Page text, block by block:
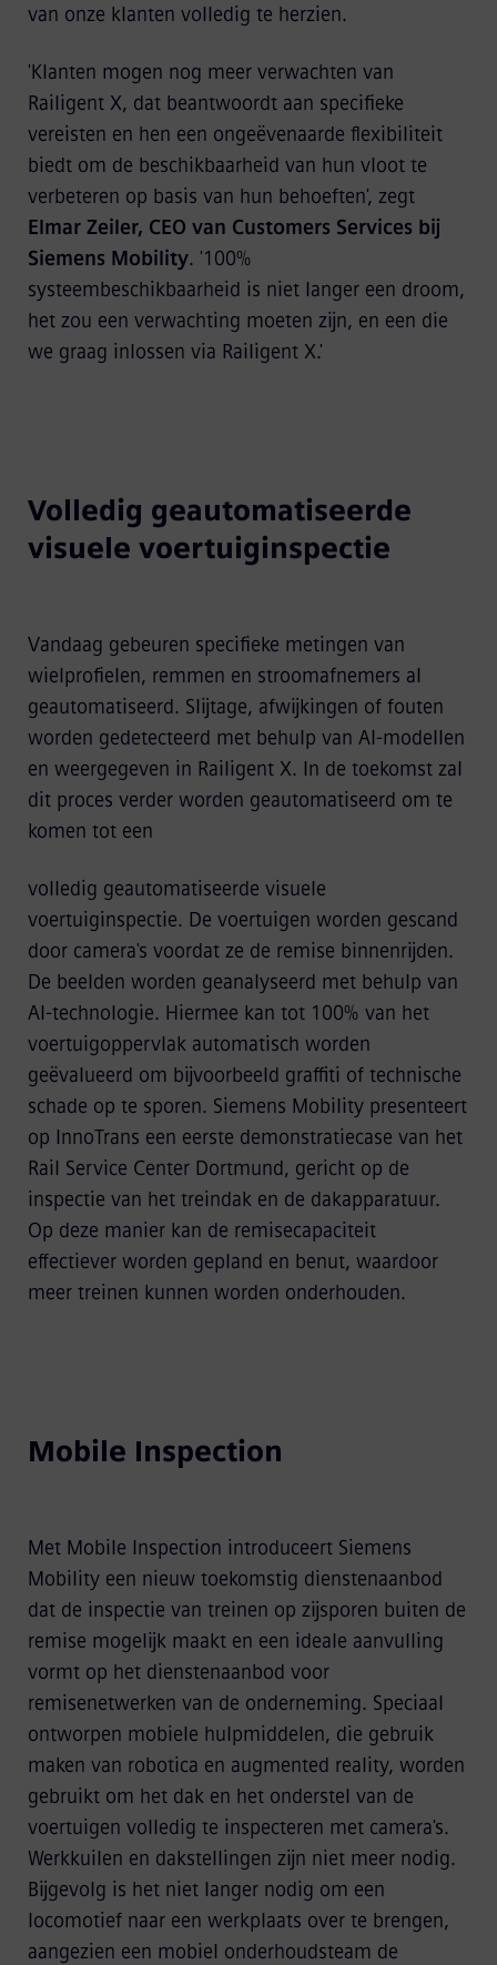
van onze klanten volledig te herzien.
'Klanten mogen nog meer verwachten van
Railigent X, dat beantwoordt aan specifieke
vereisten en hen een ongeëvenaarde flexibiliteit
biedt om de beschikbaarheid van hun vloot te
verbeteren op basis van hun behoeften', zegt
Elmar Zeiler, CEO van Customers Services bij
Siemens Mobility. '100%
systeembeschikbaarheid is niet langer een droom,
het zou een verwachting moeten zijn, en een die
we graag inlossen via Railigent X.'
Volledig geautomatiseerde
visuele voertuiginspectie
Vandaag gebeuren specifieke metingen van
wielprofielen, remmen en stroomafnemers al
geautomatiseerd. Slijtage, afwijkingen of fouten
worden gedetecteerd met behulp van AI-modellen
en weergegeven in Railigent X. In de toekomst zal
dit proces verder worden geautomatiseerd om te
komen tot een
volledig geautomatiseerde visuele
voertuiginspectie. De voertuigen worden gescand
door camera's voordat ze de remise binnenrijden.
De beelden worden geanalyseerd met behulp van
AI-technologie. Hiermee kan tot 100% van het
voertuigoppervlak automatisch worden
geëvalueerd om bijvoorbeeld graffiti of technische
schade op te sporen. Siemens Mobility presenteert
op InnoTrans een eerste demonstratiecase van het
Rail Service Center Dortmund, gericht op de
inspectie van het treindak en de dakapparatuur.
Op deze manier kan de remisecapaciteit
effectiever worden gepland en benut, waardoor
meer treinen kunnen worden onderhouden.
Mobile Inspection
Met Mobile Inspection introduceert Siemens
Mobility een nieuw toekomstig dienstenaanbod
dat de inspectie van treinen op zijsporen buiten de
remise mogelijk maakt en een ideale aanvulling
vormt op het dienstenaanbod voor
remisenetwerken van de onderneming. Speciaal
ontworpen mobiele hulpmiddelen, die gebruik
maken van robotica en augmented reality, worden
gebruikt om het dak en het onderstel van de
voertuigen volledig te inspecteren met camera's.
Werkkuilen en dakstellingen zijn niet meer nodig.
Bijgevolg is het niet langer nodig om een
locomotief naar een werkplaats over te brengen,
aangezien een mobiel onderhoudsteam de